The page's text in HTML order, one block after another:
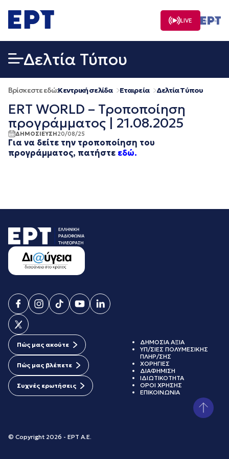
σε
περιεχόμενο
LIVE
Δελτία Τύπου
Βρίσκεστε εδώ:Κεντρική σελίδα Εταιρεία Δελτία Τύπου
ERT WORLD – Τροποποίηση
προγράμματος | 21.08.2025
ΔΗΜΟΣΙΕΥΣΗ20/08/25
Για να δείτε την τροποποίηση του
προγράμματος, πατήστε εδώ.
Πώς μας ακούτε
Πώς μας βλέπετε
Συχνές ερωτήσεις
© Copyright 2026 - ΕΡΤ Α.Ε.
ΔΗΜΟΣΙΑ ΑΞΙΑ
ΥΠ/ΣΙΕΣ ΠΟΛΥΜΕΣΙΚΗΣ
ΠΛΗΡ/ΣΗΣ
ΧΟΡΗΓΙΕΣ
ΔΙΑΦΗΜΙΣΗ
ΙΔΙΩΤΙΚΟΤΗΤΑ
ΟΡΟΙ ΧΡΗΣΗΣ
ΕΠΙΚΟΙΝΩΝΙΑ